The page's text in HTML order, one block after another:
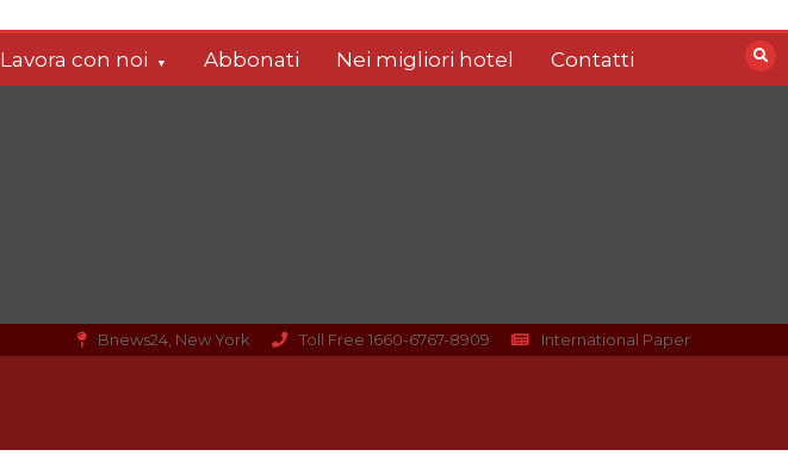
Lavora con noi Abbonati Nei migliori hotel Contatti
Bnews24, New York Toll Free 1660-6767-8909 International Paper